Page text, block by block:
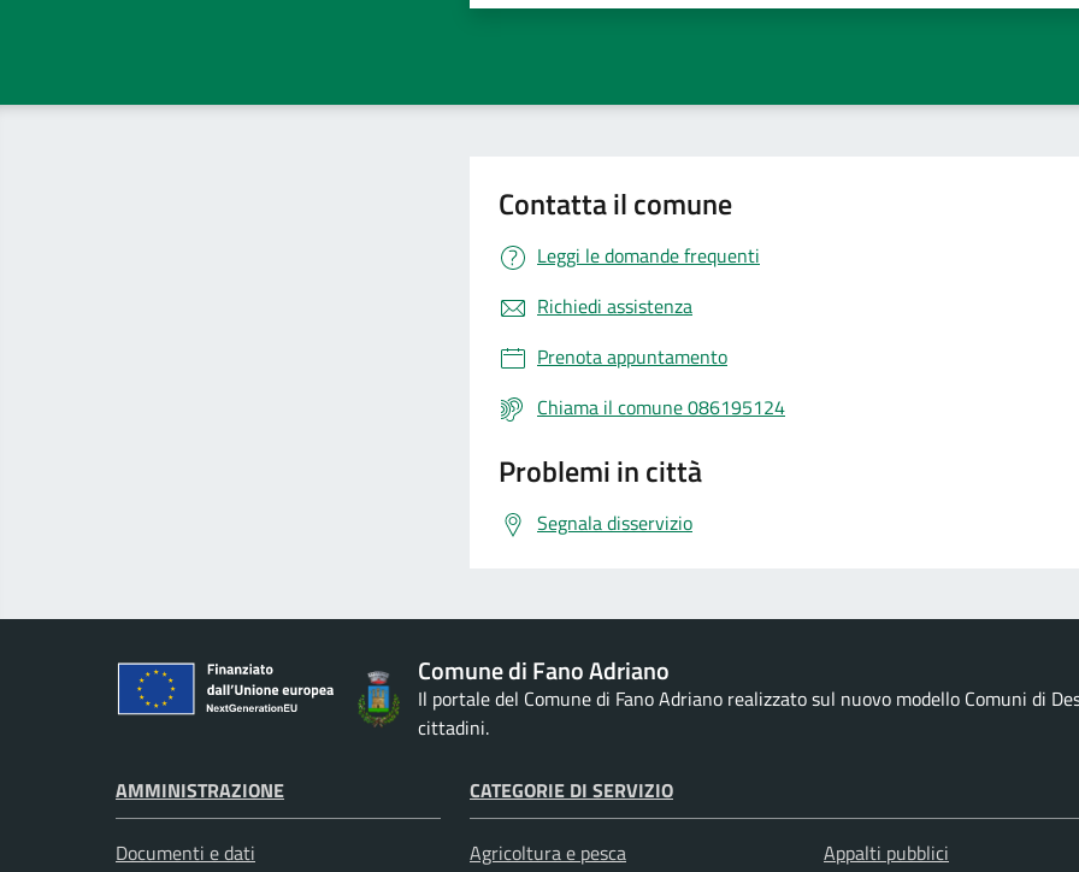
Contatta il comune
Leggi le domande frequenti
Richiedi assistenza
Prenota appuntamento
Chiama il comune 086195124
Problemi in città
Segnala disservizio
Comune di Fano Adriano
Il portale del Comune di Fano Adriano realizzato sul nuovo modello Comuni di
cittadini.
AMMINISTRAZIONE
Documenti e dati
CATEGORIE DI SERVIZIO
Agricoltura e pesca
Appalti pubblici